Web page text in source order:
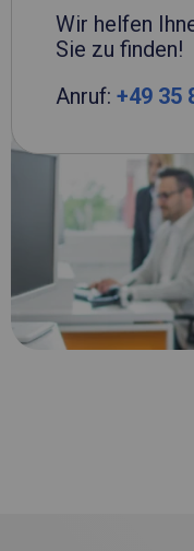
Wir helfen
Sie zu finden!
Anruf: +49 35